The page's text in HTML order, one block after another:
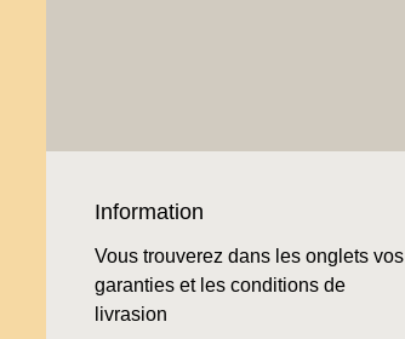
Information
Vous trouverez dans les onglets vos
garanties et les conditions de
livrasion